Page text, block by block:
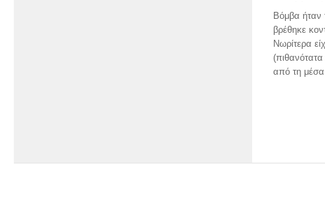
Βόμβα ήταν
βρέθηκε
Νωρίτερα
από τη μέσα